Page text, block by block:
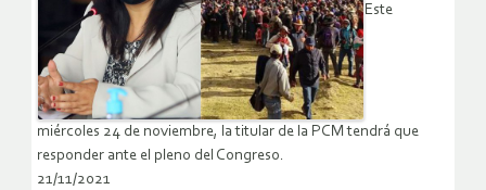
Este
miércoles 24 de noviembre, la titular de la PCM tendrá que
responder ante el pleno del Congreso.
21/11/2021